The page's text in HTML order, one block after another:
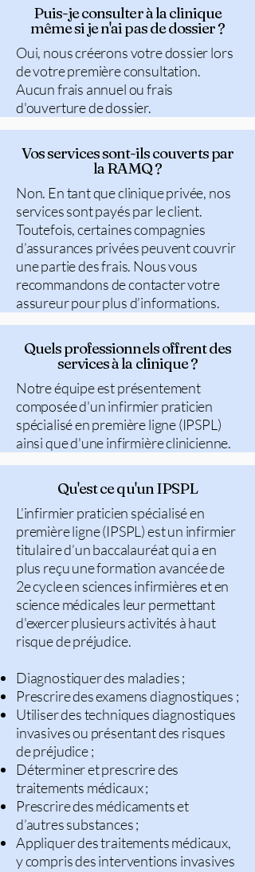
Puis-je consulter à la clinique
même si je n'ai pas de dossier ?
Oui, nous créerons votre dossier lors
de votre première consultation.
Aucun frais annuel ou frais
d'ouverture de dossier.
Vos services sont-ils couverts par
la RAMQ ?
Non. En tant que clinique privée, nos
services sont payés par le client.
Toutefois, certaines compagnies
d’assurances privées peuvent couvrir
une partie des frais. Nous vous
recommandons de contacter votre
assureur pour plus d’informations.
Quels professionnels offrent des
services à la clinique ?
Notre équipe est présentement
composée d'un infirmier praticien
spécialisé en première ligne (IPSPL)
ainsi que d'une infirmière clinicienne.
Qu'est ce qu'un IPSPL
L’infirmier praticien spécialisé en
première ligne (IPSPL) est un infirmier
titulaire d’un baccalauréat qui a en
plus reçu une formation avancée de
2e cycle en sciences infirmières et en
science médicales leur permettant
d'exercer plusieurs activités à haut
risque de préjudice.
Diagnostiquer des maladies ;
Prescrire des examens diagnostiques ;
Utiliser des techniques diagnostiques
invasives ou présentant des risques
de préjudice ;
Déterminer et prescrire des
traitements médicaux ;
Prescrire des médicaments et
d’autres substances ;
Appliquer des traitements médicaux,
y compris des interventions invasives